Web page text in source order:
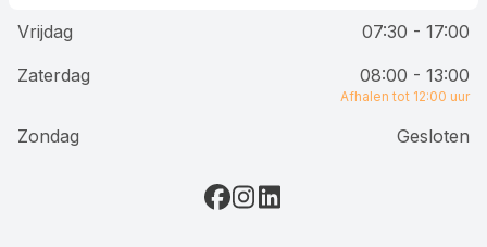
Vrijdag
07:30 - 17:00
Zaterdag
08:00 - 13:00
Afhalen tot 12:00 uur
Zondag Gesloten